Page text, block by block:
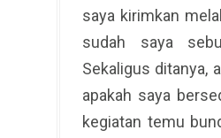
saya kirimkan
sudah saya
Sekaligus ditanya,
apakah saya
kegiatan temu